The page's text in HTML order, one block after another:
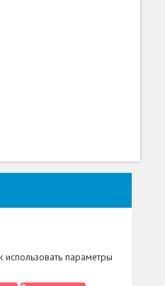
параметры